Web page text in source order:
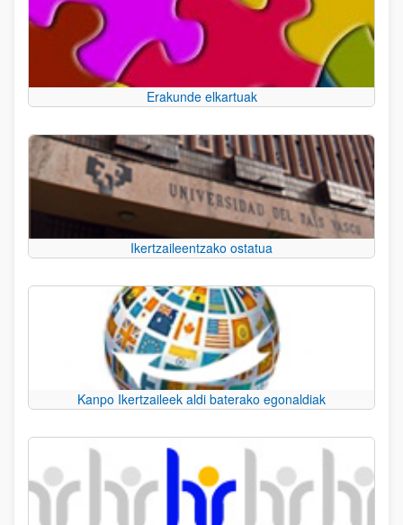
Erakunde elkartuak
Ikertzaileentzako ostatua
Kanpo Ikertzaileek aldi baterako egonaldiak